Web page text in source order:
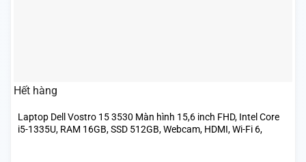
Hết hàng
Laptop Dell Vostro 15 3530 Màn hình 15,6 inch FHD, Intel Core
i5-1335U, RAM 16GB, SSD 512GB, Webcam, HDMI, Wi-Fi 6,